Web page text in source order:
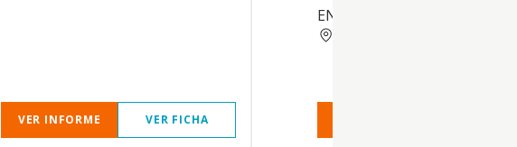
VER INFORME VER FICHA
ENCARGOS PARA